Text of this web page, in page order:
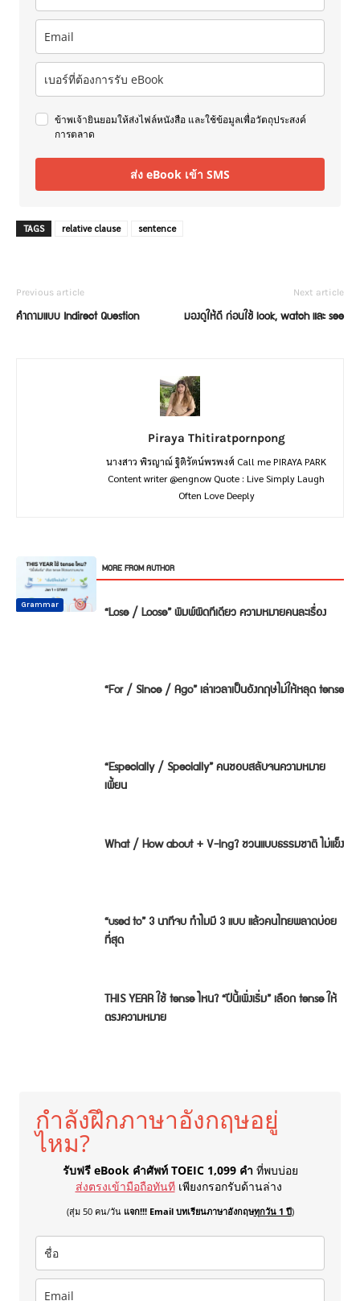
ข้าพเจ้ายินยอมให้ส่งไฟล์หนังสือ และใช้ข้อมูลเพื่อวัตถุประสงค์
การตลาด
ส่ง eBook เข้า SMS
TAGS relative clause sentence
Previous article
คำถามแบบ Indirect Question
Next article
มองดูให้ดี ก่อนใช้ look, watch และ see
Piraya Thitiratpornpong
นางสาว พิรญาณ์ ฐิติรัตน์พรพงศ์ Call me PIRAYA PARK
Content writer @engnow Quote : Live Simply Laugh
Often Love Deeply
RELATED ARTICLES MORE FROM AUTHOR
Common
Mistake
“Lose / Loose” พิมพ์ผิดทีเดียว ความหมายคนละเรื่อง
Common
Mistake
“For / Since / Ago” เล่าเวลาเป็นอังกฤษไม่ให้หลุด tense
Common
Mistake
“Especially / Specially” คนชอบสลับจนความหมาย
เพี้ยน
Conversation
What / How about + V-ing? ชวนแบบธรรมชาติ ไม่แข็ง
Grammar
“used to” 3 นาทีจบ ทำไมมี 3 แบบ แล้วคนไทยพลาดบ่อย
ที่สุด
Grammar
THIS YEAR ใช้ tense ไหน? “ปีนี้เพิ่งเริ่ม” เลือก tense ให้
ตรงความหมาย
กำลังฝึกภาษาอังกฤษอยู่
ไหม?
รับฟรี eBook คำศัพท์ TOEIC 1,099 คำ ที่พบบ่อย
ส่งตรงเข้ามือถือทันที เพียงกรอกรับด้านล่าง
(สุ่ม 50 คน/วัน แจก!!! Email บทเรียนภาษาอังกฤษทุกวัน 1 ปี)